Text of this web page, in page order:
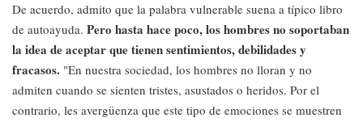
De acuerdo, admito que la palabra vulnerable suena a típico libro
de autoayuda. Pero hasta hace poco, los hombres no soportaban
la idea de aceptar que tienen sentimientos, debilidades y
fracasos. "En nuestra sociedad, los hombres no lloran y no
admiten cuando se sienten tristes, asustados o heridos. Por el
contrario, les avergüenza que este tipo de emociones se muestren